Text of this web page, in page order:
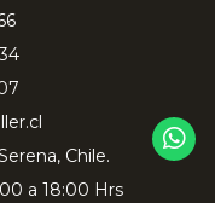
Chile.
a 18:00 Hrs